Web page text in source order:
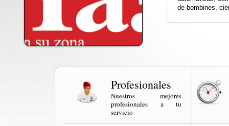
de bombines,
Profesionales
Nuestros mejores
profesionales a tu
servicio